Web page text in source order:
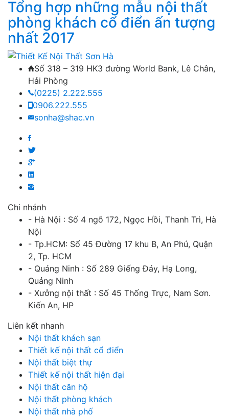
Tổng hợp những mẫu nội thất
phòng khách cổ điển ấn tượng
nhất 2017
Số 318 – 319 HK3 đường World Bank, Lê Chân,
Hải Phòng
(0225) 2.222.555
0906.222.555
sonha@shac.vn
Chi nhánh
- Hà Nội : Số 4 ngõ 172, Ngọc Hồi, Thanh Trì, Hà
Nội
- Tp.HCM: Số 45 Đường 17 khu B, An Phú, Quận
2, Tp. HCM
- Quảng Ninh : Số 289 Giếng Đáy, Hạ Long,
Quảng Ninh
- Xưởng nội thất : Số 45 Thống Trực, Nam Sơn.
Kiến An, HP
Liên kết nhanh
Nội thất khách sạn
Thiết kế nội thất cổ điển
Nội thất biệt thự
Thiết kế nội thất hiện đại
Nội thất căn hộ
Nội thất phòng khách
Nội thất nhà phố